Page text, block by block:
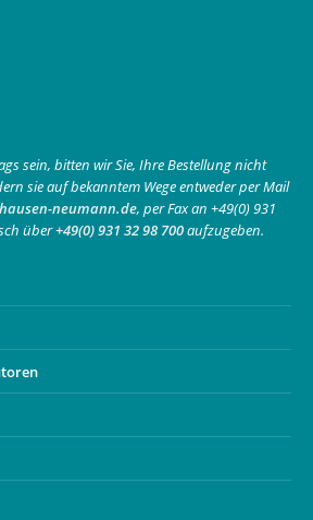
sein, bitten wir Sie, Ihre Bestellung nicht
sie auf bekanntem Wege entweder per Mail
neumann.de, per Fax an +49(0) 931
über+49(0) 931 32 98 700aufzugeben.